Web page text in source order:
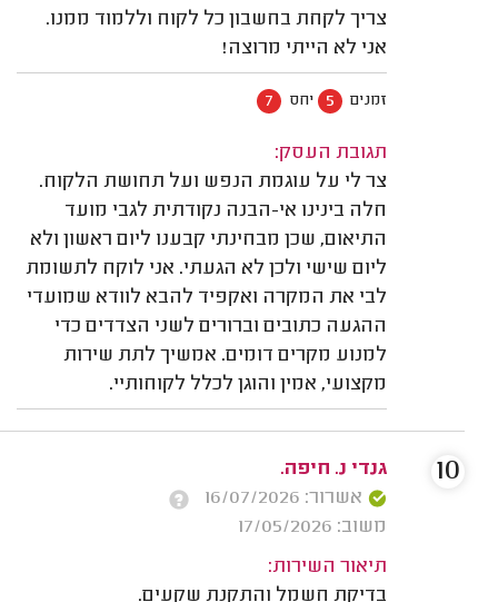
צריך לקחת בחשבון כל לקוח וללמוד ממנו.
אני לא הייתי מרוצה!
זמנים 5 יחס 7
תגובת העסק:
צר לי על עוגמת הנפש ועל תחושת הלקוח.
חלה בינינו אי-הבנה נקודתית לגבי מועד
התיאום, שכן מבחינתי קבענו ליום ראשון ולא
ליום שישי ולכן לא הגעתי. אני לוקח לתשומת
לבי את המקרה ואקפיד להבא לוודא שמועדי
ההגעה כתובים וברורים לשני הצדדים כדי
למנוע מקרים דומים. אמשיך לתת שירות
מקצועי, אמין והוגן לכלל לקוחותיי.
גנדי נ. חיפה.
אשרור: 16/07/2026
משוב: 17/05/2026
תיאור השירות:
בדיקת חשמל והתקנת שקעים.
10